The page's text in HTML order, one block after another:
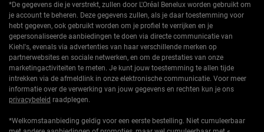
*De gegevens die je verstrekt, zullen door L'Oréal Benelux worden gebruikt om
je account te beheren. Deze gegevens zullen, als je daar toestemming voor
hebt gegeven, ook gebruikt worden om je profiel te verrijken en je
gepersonaliseerde aanbiedingen te doen via directe communicatie van
Kiehl's, evenals via advertenties van haar verschillende merken op
partnerwebsites en sociale netwerken, en om de prestaties van onze
marketingactiviteiten te meten. Je kunt jouw toestemming te allen tijde
intrekken via de afmeldlink in onze elektronische communicatie. Voor meer
informatie over de verwerking van jouw gegevens en rechten kun je ons
privacybeleid raadplegen.
*Welkomstaanbieding geldig voor een eerste bestelling. Niet cumuleerbaar